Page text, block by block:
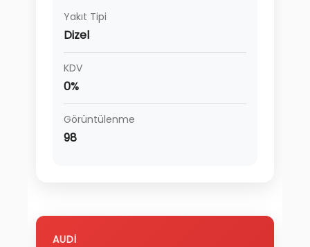
Yakıt Tipi
Dizel
KDV
0%
Görüntülenme
98
AUDI